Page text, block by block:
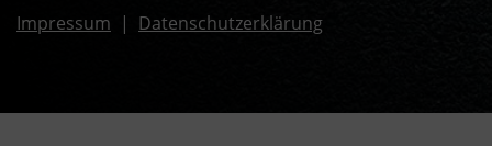
Impressum | Datenschutzerklärung